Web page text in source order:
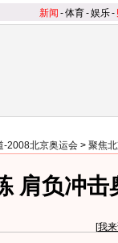
新闻 -体育-娱乐-
-2008北京奥运会 > 聚焦
肩负冲击
[我